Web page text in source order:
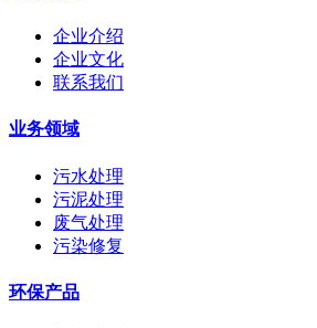
企业介绍
企业文化
联系我们
业务领域
污水处理
污泥处理
废气处理
污染修复
环保产品